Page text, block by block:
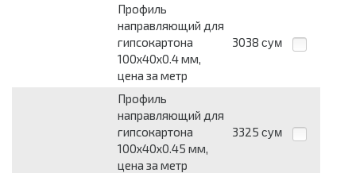
Профиль
направляющий для
гипсокартона
100х40х0.4 мм,
цена за метр
3038 сум
Профиль
направляющий для
гипсокартона
100х40х0.45 мм,
цена за метр
3325 сум